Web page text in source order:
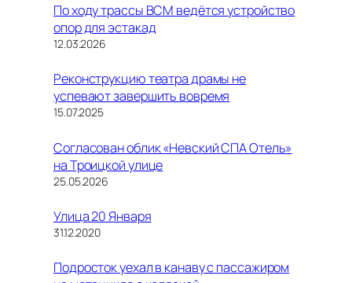
По ходу трассы ВСМ ведётся устройство
опор для эстакад
12.03.2026
Реконструкцию театра драмы не
успевают завершить вовремя
15.07.2025
Согласован облик «Невский СПА Отель»
на Троицкой улице
25.05.2026
Улица 20 Января
31.12.2020
Подросток уехал в канаву с пассажиром